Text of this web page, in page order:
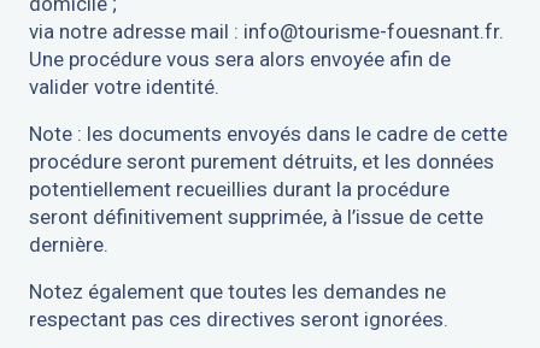
via notre adresse mail : info@tourisme-fouesnant.fr.
Une procédure vous sera alors envoyée afin de
valider votre identité.
Note : les documents envoyés dans le cadre de cette
procédure seront purement détruits, et les données
potentiellement recueillies durant la procédure
seront définitivement supprimée, à l’issue de cette
dernière.
Notez également que toutes les demandes ne
respectant pas ces directives seront ignorées.